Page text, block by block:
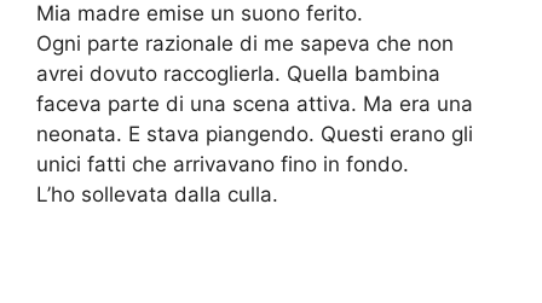
Mia madre emise un suono ferito.
Ogni parte razionale di me sapeva che non
avrei dovuto raccoglierla. Quella bambina
faceva parte di una scena attiva. Ma era una
neonata. E stava piangendo. Questi erano gli
unici fatti che arrivavano fino in fondo.
L’ho sollevata dalla culla.